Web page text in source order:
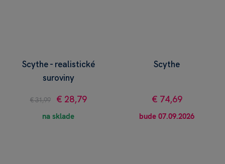
Scythe - realistické
suroviny
€ 31,99 € 28,79
na sklade
Scythe
€ 74,69
bude 07.09.2026